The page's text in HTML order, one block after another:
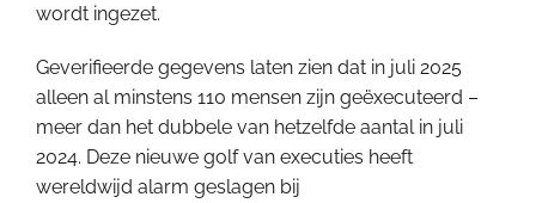
wordt ingezet.
Geverifieerde gegevens laten zien dat in juli 2025
alleen al minstens 110 mensen zijn geëxecuteerd –
meer dan het dubbele van hetzelfde aantal in juli
2024. Deze nieuwe golf van executies heeft
wereldwijd alarm geslagen bij